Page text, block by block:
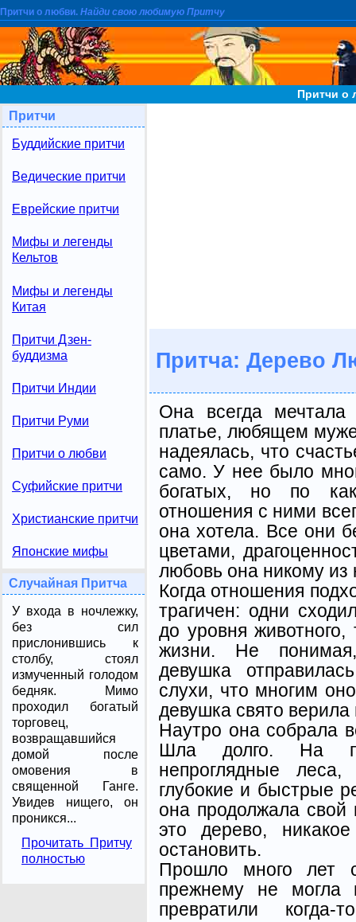
Притчи о любви. Найди свою любимую Притчу
Притчи о
Притчи
Буддийские притчи
Ведические притчи
Еврейские притчи
Мифы и легенды
Кельтов
Мифы и легенды
Китая
Притчи Дзен-
буддизма
Притчи Индии
Притчи Руми
Притчи о любви
Суфийские притчи
Христианские притчи
Японские мифы
Случайная Притча
У входа в ночлежку,
без сил
прислонившись к
столбу, стоял
измученный голодом
бедняк. Мимо
проходил богатый
торговец,
возвращавшийся
домой после
омовения в
священной Ганге.
Увидев нищего, он
проникся...
Прочитать Притчу
полностью
Притча: Дерево
Она всегда
платье, любящем
надеялась, что
само. У нее было
богатых, но по
отношения с ними
она хотела. Все они
цветами,
любовь она никому из
Когда отношения
трагичен: одни
до уровня
жизни. Не
девушка
слухи, что многим
девушка свято верила
Наутро она собрала
Шла долго. На
непроглядные
глубокие и быстрые
она продолжала свой
это дерево,
остановить.
Прошло много лет
прежнему не могла
превратили